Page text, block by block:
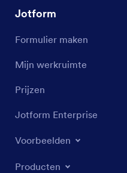
Jotform
Formulier maken
Mijn werkruimte
Prijzen
Jotform Enterprise
Voorbeelden
Producten